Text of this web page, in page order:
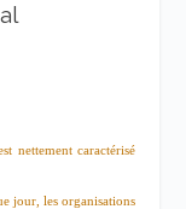
nettement caractérisé
jour, les organisations